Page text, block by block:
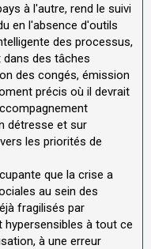
à l'autre, rend le suivi
en l'absence d'outils
des processus,
dans des tâches
des congés, émission
précis où il devrait
détresse et sur
les priorités de
que la crise a
au sein des
fragilisés par
hypersensibles à tout ce
à une erreur